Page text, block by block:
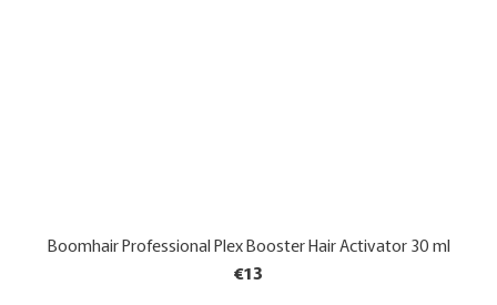
Boomhair Professional Plex Booster Hair Activator 30 ml
€13